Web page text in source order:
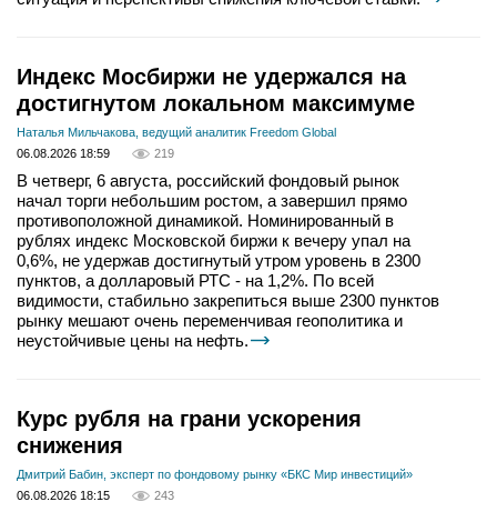
Индекс Мосбиржи не удержался на
достигнутом локальном максимуме
Наталья Мильчакова, ведущий аналитик Freedom Global
06.08.2026 18:59
219
В четверг, 6 августа, российский фондовый рынок
начал торги небольшим ростом, а завершил прямо
противоположной динамикой. Номинированный в
рублях индекс Московской биржи к вечеру упал на
0,6%, не удержав достигнутый утром уровень в 2300
пунктов, а долларовый РТС - на 1,2%. По всей
видимости, стабильно закрепиться выше 2300 пунктов
рынку мешают очень переменчивая геополитика и
неустойчивые цены на нефть.
Курс рубля на грани ускорения
снижения
Дмитрий Бабин, эксперт по фондовому рынку «БКС Мир инвестиций»
06.08.2026 18:15
243